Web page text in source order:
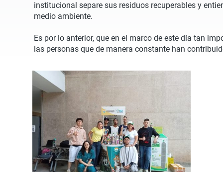
institucional separe sus residuos recuperables y
medio ambiente.
Es por lo anterior, que en el marco de este día tan
las personas que de manera constante han